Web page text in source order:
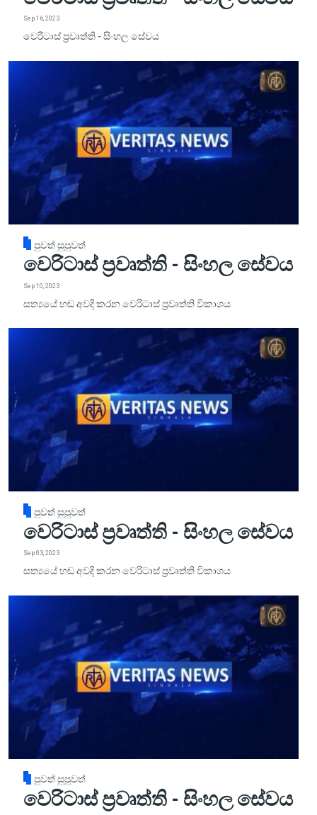
Sep 16, 2023
වෙරිටාස් ප්‍රවෘත්ති - සිංහල සේවය
පුවත් සුපුවත්
වෙරිටාස් ප්‍රවෘත්ති - සිංහල සේවය
Sep 10, 2023
සත්‍යයේ හඬ අවදි කරන වෙරිටාස් ප්‍රවෘත්ති විකාශය
පුවත් සුපුවත්
වෙරිටාස් ප්‍රවෘත්ති - සිංහල සේවය
Sep 03, 2023
සත්‍යයේ හඬ අවදි කරන වෙරිටාස් ප්‍රවෘත්ති විකාශය
පුවත් සුපුවත්
වෙරිටාස් ප්‍රවෘත්ති - සිංහල සේවය